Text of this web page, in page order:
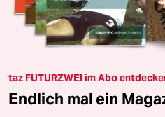
taz FUTURZWEI im Abo
Endlich mal ein